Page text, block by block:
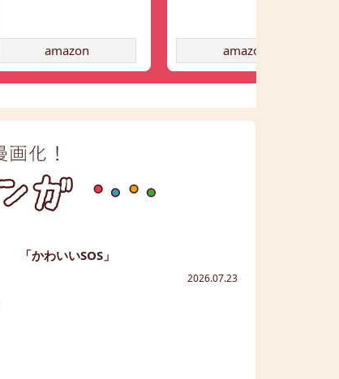
amazon amazon
「かわいいSOS」
2026.07.23